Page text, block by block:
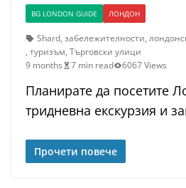
BG LONDON GUIDE ЛОНДОН
Shard, забележителности,
, туризъм, Търговски улици
9 months
7 min read 6067 Views
Планирате да посетите
тридневна екскурзия и
Прочети повече